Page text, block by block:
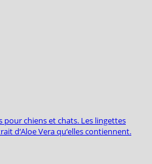
chiens et chats. Les lingettes
d‘Aloe Vera qu‘elles contiennent.